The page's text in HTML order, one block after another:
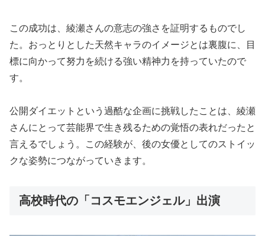
この成功は、綾瀬さんの意志の強さを証明するものでし
た。おっとりとした天然キャラのイメージとは裏腹に、目
標に向かって努力を続ける強い精神力を持っていたので
す。
公開ダイエットという過酷な企画に挑戦したことは、綾瀬
さんにとって芸能界で生き残るための覚悟の表れだったと
言えるでしょう。この経験が、後の女優としてのストイッ
クな姿勢につながっていきます。
高校時代の「コスモエンジェル」出演